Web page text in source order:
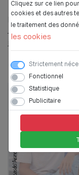
Cliquez sur ce lien
cookies et des autres
le traitement des
les cookies
Strictement
Fonctionnel
Statistique
Publicitaire
Pour toutes
Jessica au
Clu